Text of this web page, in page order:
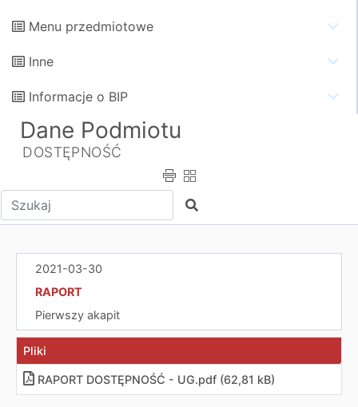
Menu przedmiotowe
Inne
Informacje o BIP
Dane Podmiotu
DOSTĘPNOŚĆ
Wpisz tekst do wyszukania Szukaj
2021-03-30
RAPORT
Pierwszy akapit
Pliki
RAPORT DOSTĘPNOŚĆ - UG.pdf (62,81 kB)